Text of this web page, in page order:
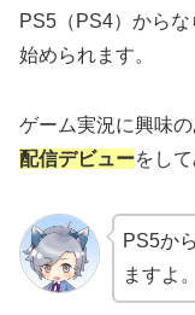
PS5（PS4）から
始められます。
ゲーム実況に興味
配信デビューをし
PS5か
ますよ。